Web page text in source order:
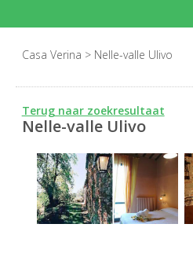
Casa Verina > Nelle-valle Ulivo
Terug naar zoekresultaat
Nelle-valle Ulivo